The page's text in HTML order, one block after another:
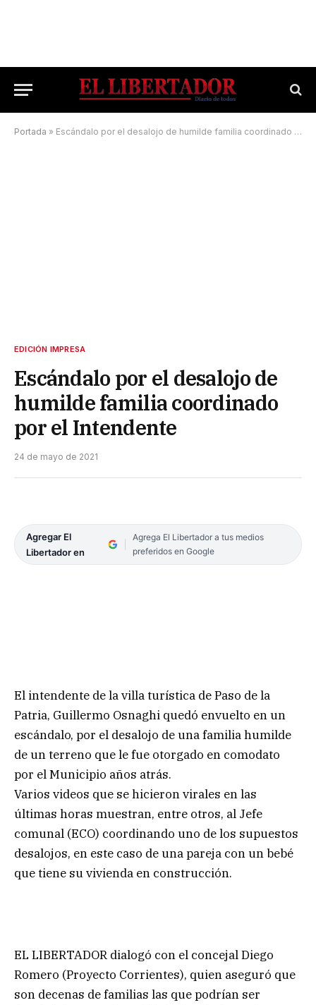
Portada » Escándalo por el desalojo de humilde familia coordinado por el Intendente
EDICIÓN IMPRESA
Escándalo por el desalojo de
humilde familia coordinado
por el Intendente
24 de mayo de 2021
Agregar El
Libertador en
Agrega El Libertador a tus medios
preferidos en Google
El intendente de la villa turística de Paso de la
Patria, Guillermo Osnaghi quedó envuelto en un
escándalo, por el desalojo de una familia humilde
de un terreno que le fue otorgado en comodato
por el Municipio años atrás.
Varios videos que se hicieron virales en las
últimas horas muestran, entre otros, al Jefe
comunal (ECO) coordinando uno de los supuestos
desalojos, en este caso de una pareja con un bebé
que tiene su vivienda en construcción.
EL LIBERTADOR dialogó con el concejal Diego
Romero (Proyecto Corrientes), quien aseguró que
son decenas de familias las que podrían ser